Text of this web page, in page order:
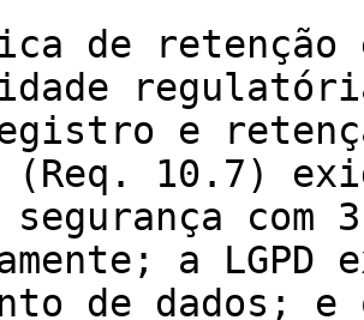
de retenção
e
(Req. 10.7)
com
a
de dados; e